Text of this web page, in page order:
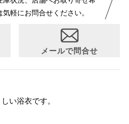
法に変更いたしました。変更点
たい方はお問い合わせくださ
軽にお問合せください。
メールで問合せ
い浴衣です。